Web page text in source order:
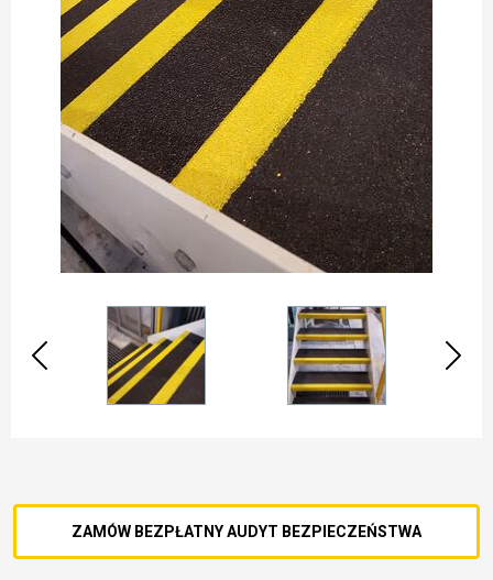
ZAMÓW BEZPŁATNY AUDYT BEZPIECZEŃSTWA